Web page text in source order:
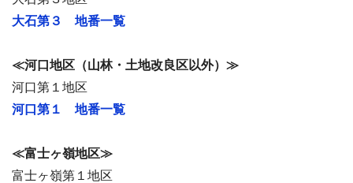
大石第３ 地番一覧
≪河口地区（山林・土地改良区以外）≫
河口第１地区
河口第１ 地番一覧
≪富士ヶ嶺地区≫
富士ヶ嶺第１地区